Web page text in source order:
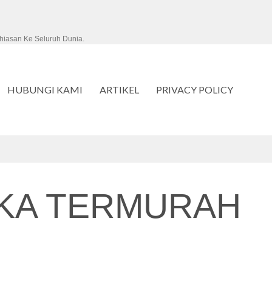
Ke Seluruh Dunia.
HUBUNGI KAMI ARTIKEL PRIVACY POLICY
TERMURAH